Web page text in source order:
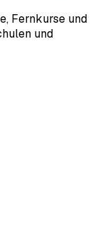
Fernkurse und
und